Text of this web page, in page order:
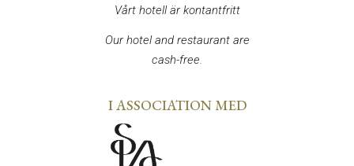
Vårt hotell är kontantfritt
Our hotel and restaurant are
cash-free.
I ASSOCIATION MED